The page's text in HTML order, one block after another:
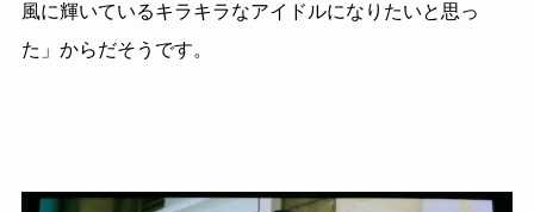
風に輝いているキラキラなアイドルになりたいと思っ
た」からだそうです。